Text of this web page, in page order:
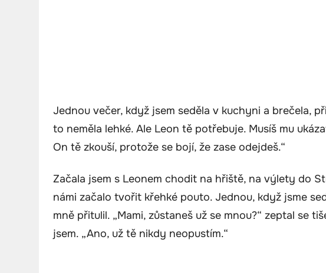
Jednou večer, když jsem seděla v kuchyni a brečela,
to neměla lehké. Ale Leon tě potřebuje. Musíš mu
On tě zkouší, protože se bojí, že zase odejdeš.“
Začala jsem s Leonem chodit na hřiště, na výlety do
námi začalo tvořit křehké pouto. Jednou, když jsme
mně přitulil. „Mami, zůstaneš už se mnou?“ zeptal se
jsem. „Ano, už tě nikdy neopustím.“